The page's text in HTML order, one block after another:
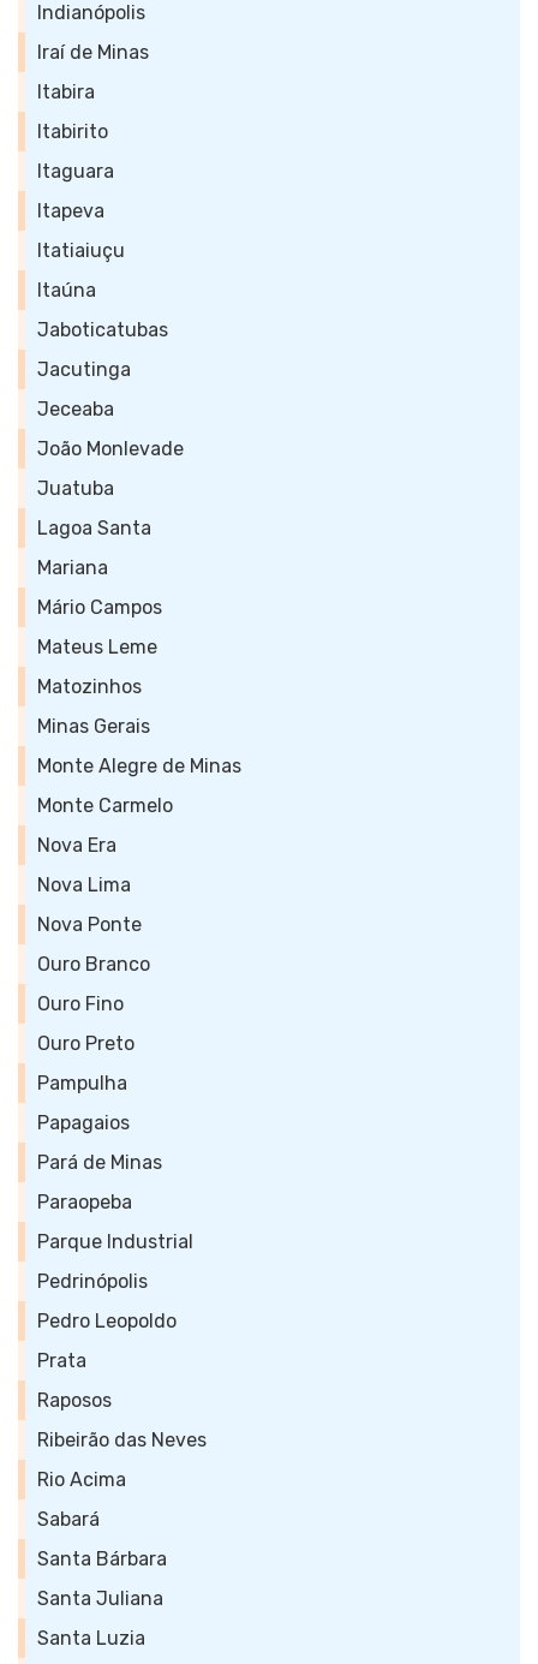
Indianópolis
Iraí de Minas
Itabira
Itabirito
Itaguara
Itapeva
Itatiaiuçu
Itaúna
Jaboticatubas
Jacutinga
Jeceaba
João Monlevade
Juatuba
Lagoa Santa
Mariana
Mário Campos
Mateus Leme
Matozinhos
Minas Gerais
Monte Alegre de Minas
Monte Carmelo
Nova Era
Nova Lima
Nova Ponte
Ouro Branco
Ouro Fino
Ouro Preto
Pampulha
Papagaios
Pará de Minas
Paraopeba
Parque Industrial
Pedrinópolis
Pedro Leopoldo
Prata
Raposos
Ribeirão das Neves
Rio Acima
Sabará
Santa Bárbara
Santa Juliana
Santa Luzia